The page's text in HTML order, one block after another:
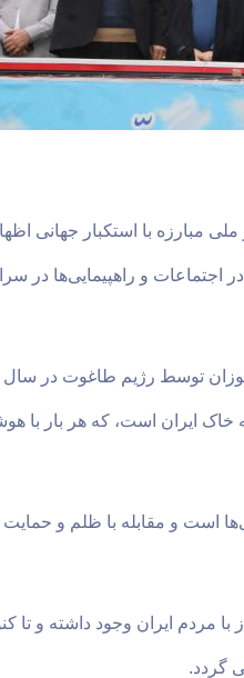
اجتماعات و راهپیمایی‌ها در
که نشانگر چشم داشت دشمن به خاک ایران است، که
است و مقابله با ظلم و
ایران وجود داشته و تا کنون
گردد.